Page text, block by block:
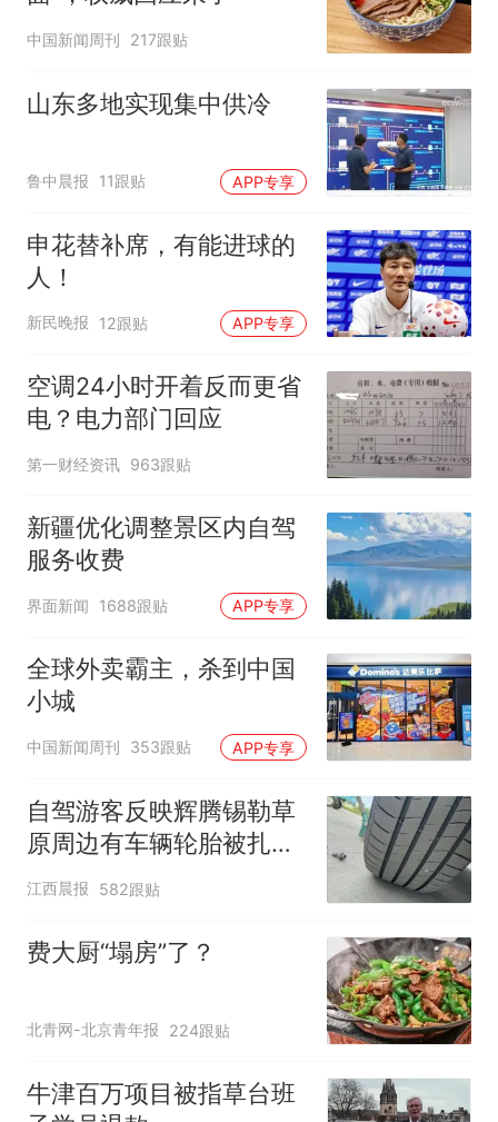
中国新闻周刊 217跟贴
山东多地实现集中供冷
鲁中晨报 11跟贴 APP专享
申花替补席，有能进球的
人！
新民晚报 12跟贴 APP专享
空调24小时开着反而更省
电？电力部门回应
第一财经资讯 963跟贴
新疆优化调整景区内自驾
服务收费
界面新闻 1688跟贴 APP专享
全球外卖霸主，杀到中国
小城
中国新闻周刊 353跟贴 APP专享
自驾游客反映辉腾锡勒草
原周边有车辆轮胎被扎，
修理店铺换胎价格高达千
元，官方发布情况通报
江西晨报 582跟贴
费大厨“塌房”了？
北青网-北京青年报 224跟贴
牛津百万项目被指草台班